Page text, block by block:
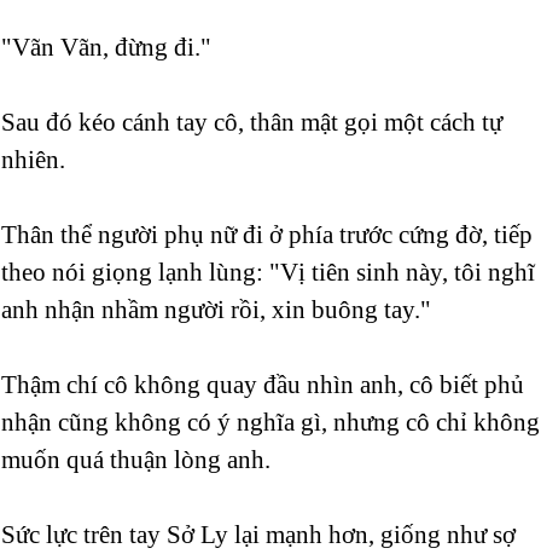
"Vãn Vãn, đừng đi."
Sau đó kéo cánh tay cô, thân mật gọi một cách tự
nhiên.
Thân thể người phụ nữ đi ở phía trước cứng đờ, tiếp
theo nói giọng lạnh lùng: "Vị tiên sinh này, tôi nghĩ
anh nhận nhầm người rồi, xin buông tay."
Thậm chí cô không quay đầu nhìn anh, cô biết phủ
nhận cũng không có ý nghĩa gì, nhưng cô chỉ không
muốn quá thuận lòng anh.
Sức lực trên tay Sở Ly lại mạnh hơn, giống như sợ